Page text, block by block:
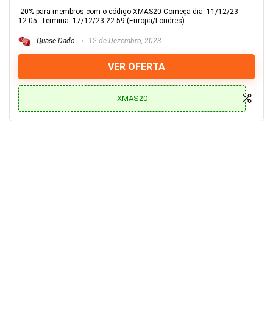
-20% para membros com o código XMAS20 Começa dia: 11/12/23
12:05. Termina: 17/12/23 22:59 (Europa/Londres).
Quase Dado 12 de Dezembro, 2023
VER OFERTA
XMAS20